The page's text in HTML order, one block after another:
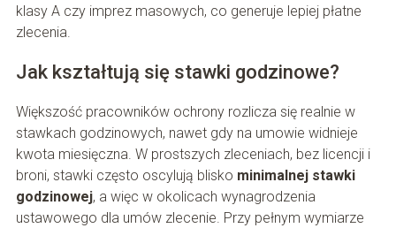
klasy A czy imprez masowych, co generuje lepiej płatne
zlecenia.
Jak kształtują się stawki godzinowe?
Większość pracowników ochrony rozlicza się realnie w
stawkach godzinowych, nawet gdy na umowie widnieje
kwota miesięczna. W prostszych zleceniach, bez licencji i
broni, stawki często oscylują blisko minimalnej stawki
godzinowej, a więc w okolicach wynagrodzenia
ustawowego dla umów zlecenie. Przy pełnym wymiarze